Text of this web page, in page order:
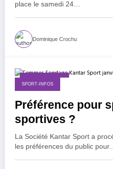
place le samedi 24…
Dominique Crochu
28 janvier 2015
SPORT-INFOS
Préférence pour
sportives ?
La Société Kantar Sport a
les préférences du public pour…